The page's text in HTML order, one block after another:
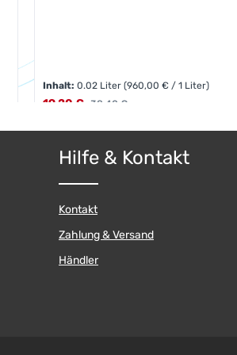
Wert ein
Inhalt:0.02 Liter(960,00 € / 1 Liter)
Verkaufspreis:
19,20 € Regulärer Preis:
38,40 €
Produkt Anzahl:
Pckg.
Hilfe & Kontakt
Kontakt
Zahlung & Versand
Händler